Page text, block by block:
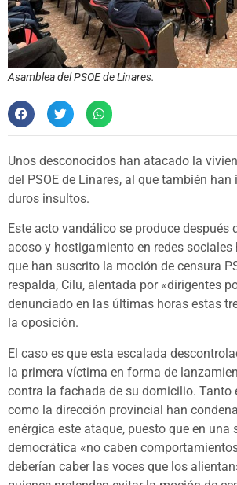
Asamblea del PSOE de Linares.
Unos desconocidos han atacado la
del PSOE de Linares, al que también han
duros insultos.
Este acto vandálico se produce después
acoso y hostigamiento en redes
que han suscrito la moción de censura
respalda, Cilu, alentada por «dirigentes
denunciado en las últimas horas estas
la oposición.
El caso es que esta escalada
la primera víctima en forma de
contra la fachada de su domicilio. Tanto
como la dirección provincial han
enérgica este ataque, puesto que en una
democrática «no caben
deberían caber las voces que los